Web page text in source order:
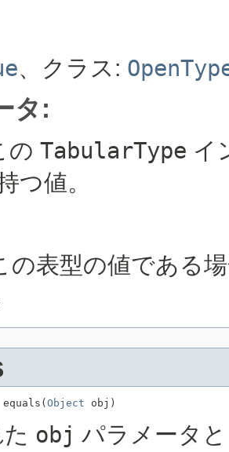
、クラス:
タ:
の TabularType イ
つ値。
の表型の値である
equals(Object obj)
obj パラメータ